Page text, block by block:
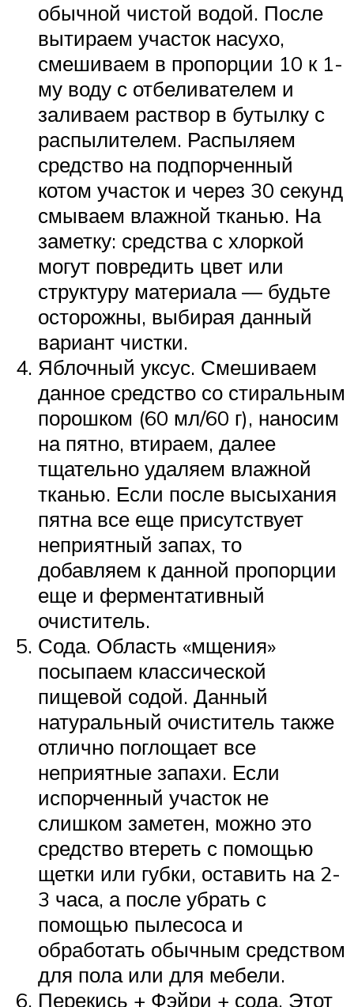
обычной чистой водой. После
вытираем участок насухо,
смешиваем в пропорции 10 к 1-
му воду с отбеливателем и
заливаем раствор в бутылку с
распылителем. Распыляем
средство на подпорченный
котом участок и через 30 секунд
смываем влажной тканью. На
заметку: средства с хлоркой
могут повредить цвет или
структуру материала — будьте
осторожны, выбирая данный
вариант чистки.
Яблочный уксус. Смешиваем
данное средство со стиральным
порошком (60 мл/60 г), наносим
на пятно, втираем, далее
тщательно удаляем влажной
тканью. Если после высыхания
пятна все еще присутствует
неприятный запах, то
добавляем к данной пропорции
еще и ферментативный
очиститель.
Сода. Область «мщения»
посыпаем классической
пищевой содой. Данный
натуральный очиститель также
отлично поглощает все
неприятные запахи. Если
испорченный участок не
слишком заметен, можно это
средство втереть с помощью
щетки или губки, оставить на 2-
3 часа, а после убрать с
помощью пылесоса и
обработать обычным средством
для пола или для мебели.
Перекись + Фэйри + сода. Этот